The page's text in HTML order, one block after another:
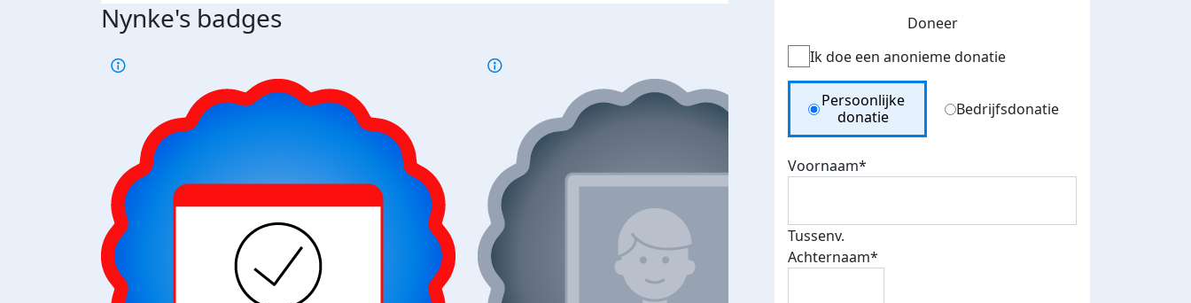
Nynke's badges
Doneer
Ik doe een anonieme donatie
Donation Type
Persoonlijke
donatie
Bedrijfsdonatie
Voornaam*
Tussenv.
Achternaam*